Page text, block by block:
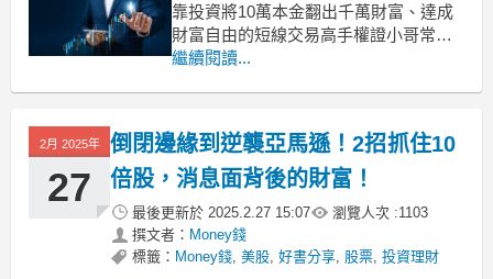
靠投資將10萬本金翻出千萬財富、達成
財富自由的短線交易高手權證小哥常
說：不要跟「大賠」做朋友，要願意跟
「小賺」更熟悉，還有機會交上「大
賺」好朋友！
大賺小賠，是每個投資人都渴望達到的
繼續閱讀...
2月 2025年
27
倒閉邊緣到逆襲亞馬遜！2招抓住10
倍股，消息面背後的財富！
最後更新於 2025.2.27 15:07 瀏覽人次 :1103
撰文者： Money錢
標籤： Money錢, 美股, 好書分享, 股票, 投資理財